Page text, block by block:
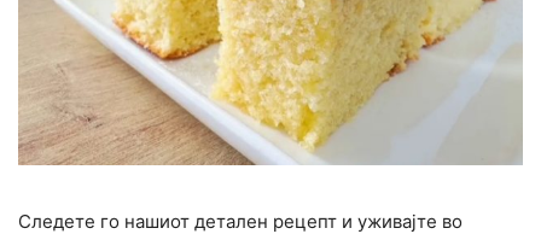
Следете го нашиот детален рецепт и уживајте во